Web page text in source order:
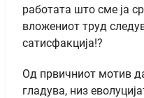
работата што сме ја
вложениот труд
сатисфакција!?
Од првичниот мотив
гладува, низ